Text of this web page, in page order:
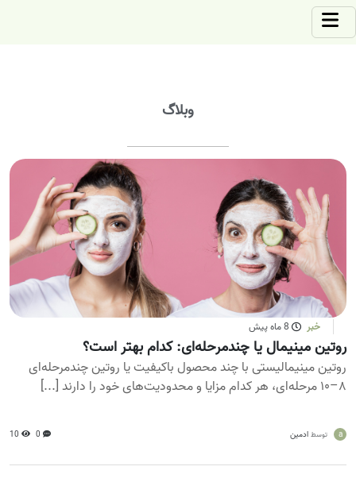
وبلاگ
خبر 8 ماه پیش
روتین مینیمال یا چندمرحله‌ای: کدام بهتر است؟
روتین مینیمالیستی با چند محصول باکیفیت یا روتین چندمرحله‌ای
۸–۱۰ مرحله‌ای، هر کدام مزایا و محدودیت‌های خود را دارند [...]
a توسط ادمین 0
10